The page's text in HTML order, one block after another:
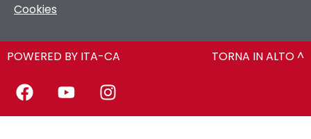
Cookies
POWERED BY ITA-CA TORNA IN ALTO ^